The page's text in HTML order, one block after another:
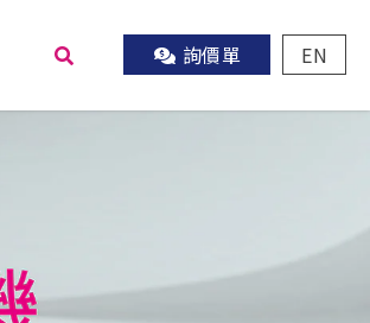
詢價單 EN